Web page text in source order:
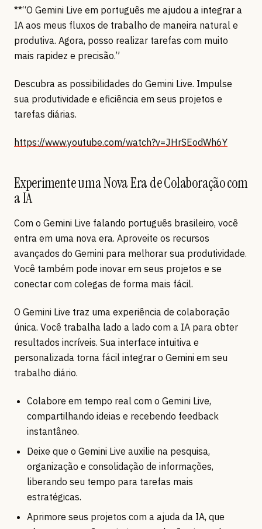
**“O Gemini Live em português me ajudou a integrar a
IA aos meus fluxos de trabalho de maneira natural e
produtiva. Agora, posso realizar tarefas com muito
mais rapidez e precisão.”
Descubra as possibilidades do Gemini Live. Impulse
sua produtividade e eficiência em seus projetos e
tarefas diárias.
https://www.youtube.com/watch?v=JHrSEodWh6Y
Experimente uma Nova Era de Colaboração com
a IA
Com o Gemini Live falando português brasileiro, você
entra em uma nova era. Aproveite os recursos
avançados do Gemini para melhorar sua produtividade.
Você também pode inovar em seus projetos e se
conectar com colegas de forma mais fácil.
O Gemini Live traz uma experiência de colaboração
única. Você trabalha lado a lado com a IA para obter
resultados incríveis. Sua interface intuitiva e
personalizada torna fácil integrar o Gemini em seu
trabalho diário.
Colabore em tempo real com o Gemini Live,
compartilhando ideias e recebendo feedback
instantâneo.
Deixe que o Gemini Live auxilie na pesquisa,
organização e consolidação de informações,
liberando seu tempo para tarefas mais
estratégicas.
Aprimore seus projetos com a ajuda da IA, que